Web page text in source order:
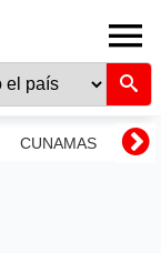
CUNAMAS